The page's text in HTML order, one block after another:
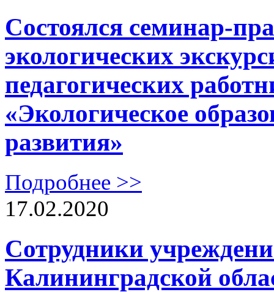
Cостоялся семинар-
экологических
педагогических
«Экологическое
развития»
Подробнее >>
17.02.2020
Сотрудники
Калининградской